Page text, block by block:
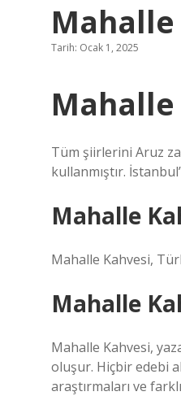
Mahalle
Tarih: Ocak 1, 2025
Tüm şiirlerini Aruz
kullanmıştır.
Mahalle
Mahalle Kahvesi,
Mahalle
Mahalle Kahvesi,
oluşur. Hiçbir edebi
araştırmaları ve